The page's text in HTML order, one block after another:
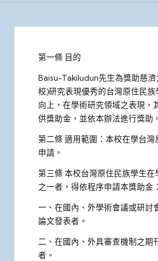
第一條 目的
Baisu-Takiludun先生為獎助慈
校)研究表現優秀的台灣原住民
向上，在學術研究領域之表現，
供獎助金，並依本辦法進行獎助。
第二條 適用範圍：本校在學台灣
申請。
第三條 本校台灣原住民族學生在
之一者，得依程序申請本獎助金：
一、在國內、外學術會議或研討
論文發表者。
二、在國內、外具審查機制之期
者。